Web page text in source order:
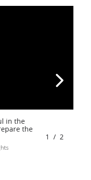
in the
the
1 / 2